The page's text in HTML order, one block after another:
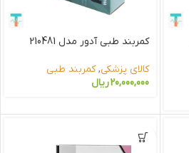
کمربند طبی آدور مدل 210481
کالای پزشکی,کمربند طبی
20,000,000ریال